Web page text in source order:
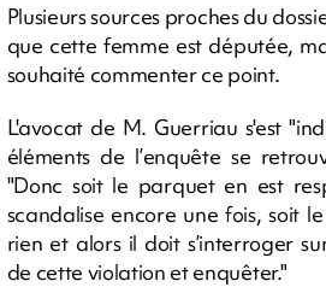
Plusieurs sources proches du
que cette femme est députée,
souhaité commenter ce point.
L'avocat de M. Guerriau s'est
éléments de l’enquête se
"Donc soit le parquet en est
scandalise encore une fois, soit
rien et alors il doit s’interroger
de cette violation et enquêter."